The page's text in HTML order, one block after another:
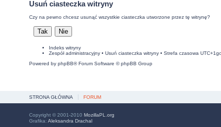
Usuń ciasteczka witryny
Czy na pewno chcesz usunąć wszystkie ciasteczka utworzone przez tę witrynę?
Indeks witryny
Zespół administracyjny• Usuń ciasteczka witryny• Strefa czasowa
Powered by phpBB® Forum Software © phpBB Group
STRONA GŁÓWNA FORUM
Copyright © 2001-2010 MozillaPL.org
Grafika: Aleksandra Drachal